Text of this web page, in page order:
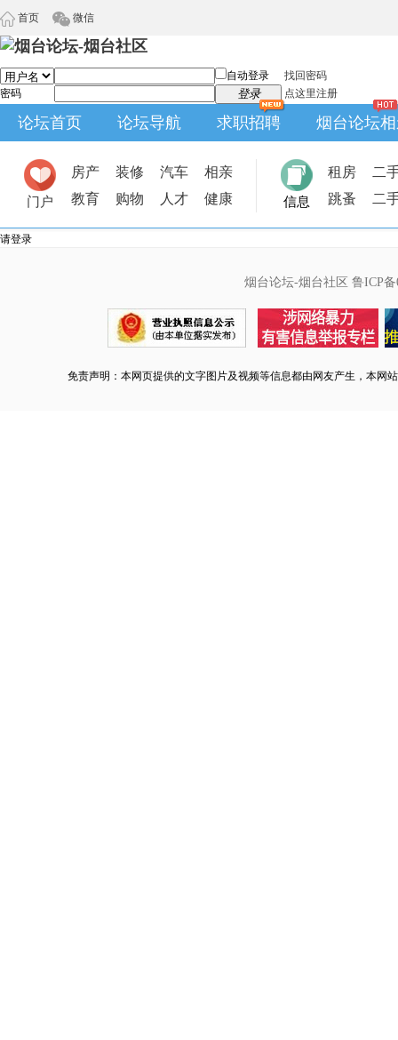
首页 微信
自动登录
找回密码
密码
登录 点这里注册
论坛首页 论坛导航 求职招聘 烟台论坛
门户
房产 装修 汽车
相亲
教育
购物 人才 健康 信息
租房
二
跳蚤
二
请登录
烟台论坛-烟台社区 鲁ICP备
免责声明：本网页提供的文字图片及视频等信息都由网友产生，本网